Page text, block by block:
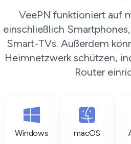
VeePN funktioniert auf
einschließlich
Smart-TVs. Außerdem
Heimnetzwerk schützen,
Router
Windows macOS